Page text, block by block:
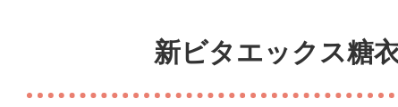
新ビタエックス糖